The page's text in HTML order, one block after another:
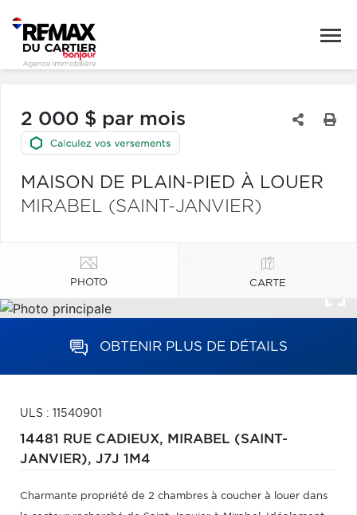
2 000 $ par mois
MAISON DE PLAIN-PIED À LOUER
MIRABEL (SAINT-JANVIER)
PHOTO CARTE
OBTENIR PLUS DE DÉTAILS
ULS : 11540901
14481 RUE CADIEUX, MIRABEL (SAINT-
JANVIER), J7J 1M4
Charmante propriété de 2 chambres à coucher à louer dans